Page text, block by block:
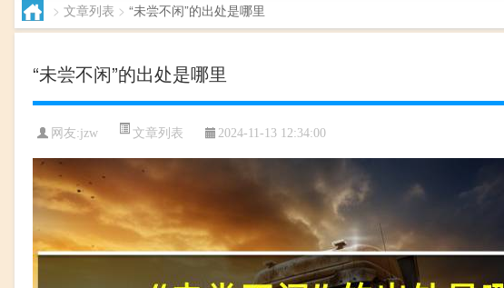
> 文章列表 > “未尝不闲”的出处是哪里
“未尝不闲”的出处是哪里
网友:jzw 文章列表 2024-11-13 12:34:00